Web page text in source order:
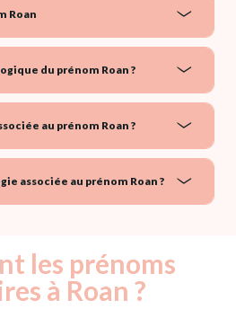
Roan
du prénom Roan ?
au prénom Roan ?
associée au prénom Roan ?
les prénoms
à Roan ?